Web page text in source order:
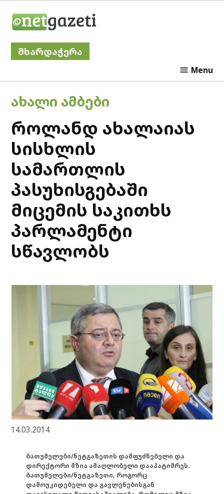
მხარდაჭერა
Menu
POSTED
IN
ᲐᲮᲐᲚᲘ ᲐᲛᲑᲔᲑᲘ
როლანდ ახალაიას
სისხლის
სამართლის
პასუხისგებაში
მიცემის საკითხს
პარლამენტი
სწავლობს
14.03.2014
ბათუმელები/ნეტგაზეთის დამფუძნებელი და
დირექტორი მზია ამაღლობელი დააპატიმრეს.
ბათუმელები/ნეტგაზეთი, როგორც
დამოუკიდებელი და გავლენებისგან